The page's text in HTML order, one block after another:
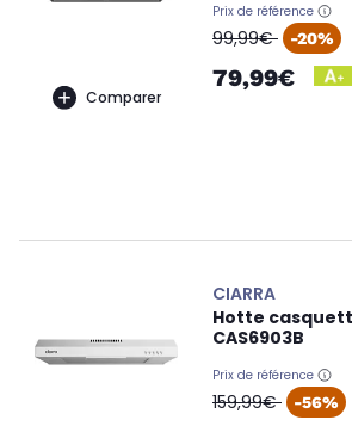
Comparer
Prix de référence
oldPrice
99,99€ -20%
79,99€
CIARRA
Hotte
CAS6903B
Prix de référence
oldPrice
159,99€ -56%